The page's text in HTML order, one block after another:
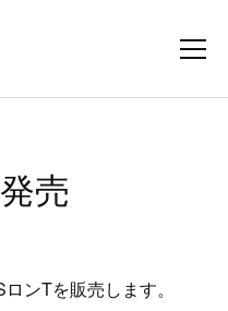
売
ンTを販売します。